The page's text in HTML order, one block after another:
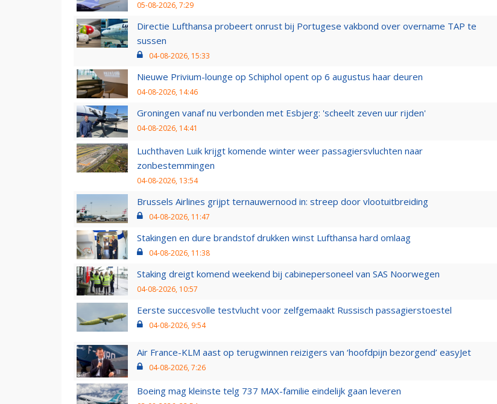
05-08-2026, 7:29
Directie Lufthansa probeert onrust bij Portugese vakbond over overname TAP te
sussen
04-08-2026, 15:33
Nieuwe Privium-lounge op Schiphol opent op 6 augustus haar deuren
04-08-2026, 14:46
Groningen vanaf nu verbonden met Esbjerg: 'scheelt zeven uur rijden'
04-08-2026, 14:41
Luchthaven Luik krijgt komende winter weer passagiersvluchten naar
zonbestemmingen
04-08-2026, 13:54
Brussels Airlines grijpt ternauwernood in: streep door vlootuitbreiding
04-08-2026, 11:47
Stakingen en dure brandstof drukken winst Lufthansa hard omlaag
04-08-2026, 11:38
Staking dreigt komend weekend bij cabinepersoneel van SAS Noorwegen
04-08-2026, 10:57
Eerste succesvolle testvlucht voor zelfgemaakt Russisch passagierstoestel
04-08-2026, 9:54
Air France-KLM aast op terugwinnen reizigers van ‘hoofdpijn bezorgend’ easyJet
04-08-2026, 7:26
Boeing mag kleinste telg 737 MAX-familie eindelijk gaan leveren